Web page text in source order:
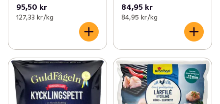
95,50 kr
127,33 kr /kg
84,95 kr
84,95 kr /kg